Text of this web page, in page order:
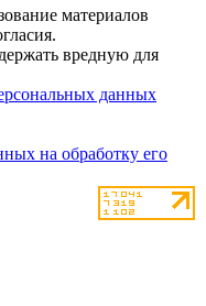
материалов
вредную для
данных
на обработку его